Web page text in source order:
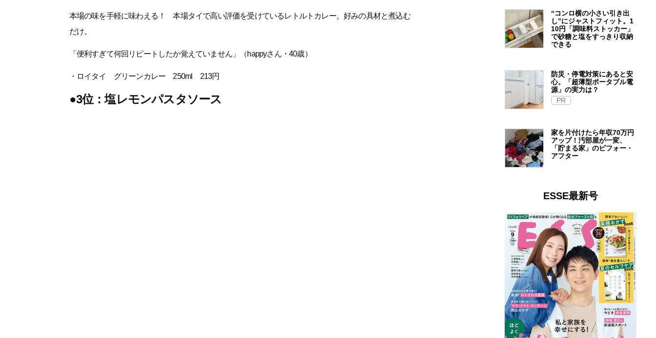
本場の味を手軽に味わえる！ 本場タイで高い評価を受けているレトルトカレー。好みの具材と煮込む
だけ。
「便利すぎて何回リピートしたか覚えていません」（happyさん・40歳）
・ロイタイ グリーンカレー 250ml 213円
●3位：塩レモンパスタソース
“コンロ横の小さい引き出
し”にジャストフィット。1
10円「調味料ストッカー」
で砂糖と塩をすっきり収納
できる
防災・停電対策にあると安
心。「超薄型ポータブル電
源」の実力は？​
PR
家を片付けたら年収70万円
アップ！汚部屋が一変、
「貯まる家」のビフォー・
アフター
ESSE最新号